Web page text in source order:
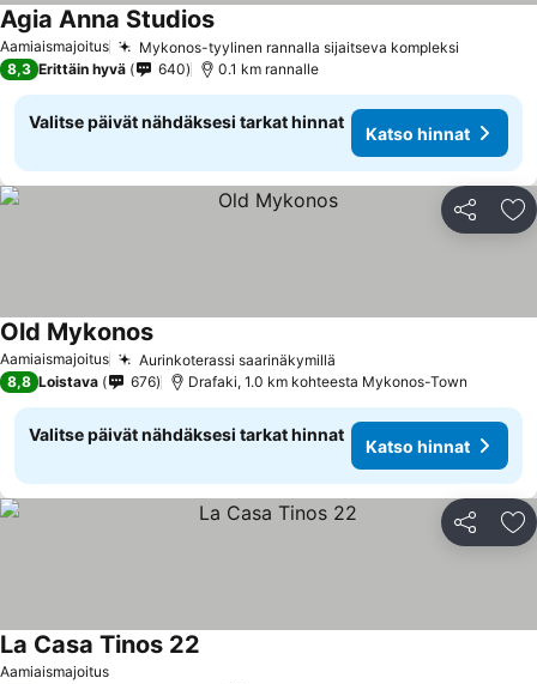
Aamiaismajoitus Mykonos-tyylinen rannalla sijaitseva kompleksi
Agia Anna StudiosKatso hinnat
8,3 Erittäin hyvä 640 0.1 km rannalle
Valitse päivät nähdäksesi tarkat hinnat
Katso hinnat
Jaa
Aamiaismajoitus Aurinkoterassi saarinäkymillä
Old MykonosKatso hinnat
8,8 Loistava 676 Drafaki, 1.0 km kohteesta Mykonos-Town
Valitse päivät nähdäksesi tarkat hinnat
Katso hinnat
Jaa
Aamiaismajoitus
La Casa Tinos 22